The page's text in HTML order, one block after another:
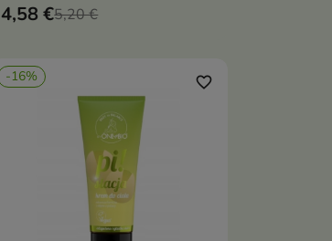
Rozświetla, wyrównuje koloryt i
4,58 €5,20 €
-16% favorite_border